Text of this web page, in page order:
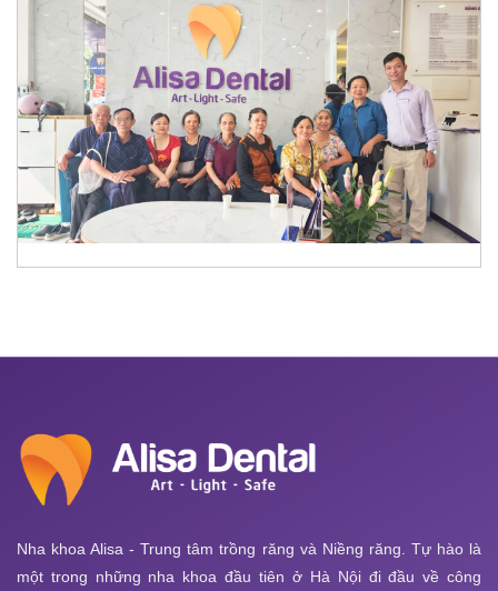
Nha khoa Alisa - Trung tâm trồng răng và Niềng răng. Tự hào là
một trong những nha khoa đầu tiên ở Hà Nội đi đầu về công